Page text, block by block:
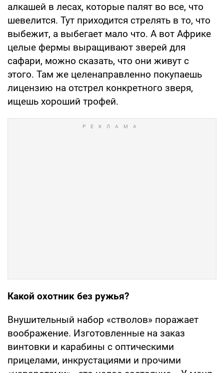
алкашей в лесах, которые палят во все, что
шевелится. Тут приходится стрелять в то, что
выбежит, а выбегает мало что. А вот Африке
целые фермы выращивают зверей для
сафари, можно сказать, что они живут с
этого. Там же целенаправленно покупаешь
лицензию на отстрел конкретного зверя,
ищешь хороший трофей.
Какой охотник без ружья?
Внушительный набор «стволов» поражает
воображение. Изготовленные на заказ
винтовки и карабины с оптическими
прицелами, инкрустациями и прочими